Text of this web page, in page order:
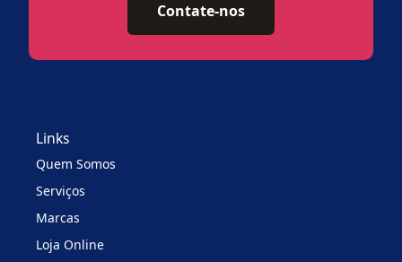
Contate-nos
Links
Quem Somos
Serviços
Marcas
Loja Online